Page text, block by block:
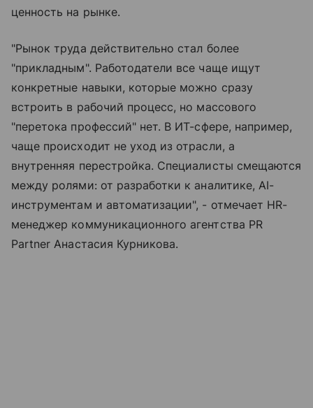
ценность на рынке.
"Рынок труда действительно стал более
"прикладным". Работодатели все чаще ищут
конкретные навыки, которые можно сразу
встроить в рабочий процесс, но массового
"перетока профессий" нет. В ИТ-сфере, например,
чаще происходит не уход из отрасли, а
внутренняя перестройка. Специалисты смещаются
между ролями: от разработки к аналитике, AI-
инструментам и автоматизации", - отмечает HR-
менеджер коммуникационного агентства PR
Partner Анастасия Курникова.